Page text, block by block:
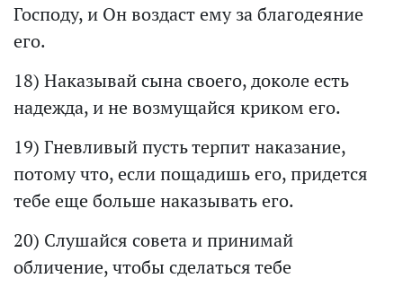
Господу, и Он воздаст ему за благодеяние
его.
18) Наказывай сына своего, доколе есть
надежда, и не возмущайся криком его.
19) Гневливый пусть терпит наказание,
потому что, если пощадишь его, придется
тебе еще больше наказывать его.
20) Слушайся совета и принимай
обличение, чтобы сделаться тебе